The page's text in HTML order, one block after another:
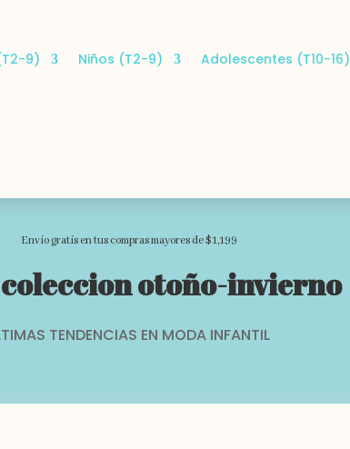
9) Niños (T2-9) Adolescentes (T10-16)
Envio gratis en tus compras mayores de $1,199
coleccion otoño-invierno
TENDENCIAS EN MODA INFANTIL